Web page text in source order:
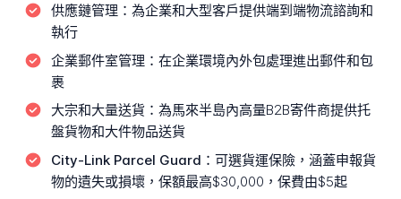
供應鏈管理： 為企業和大型客戶提供端到端物流諮詢和
執行
企業郵件室管理： 在企業環境內外包處理進出郵件和包
裹
大宗和大量送貨： 為馬來半島內高量B2B寄件商提供托
盤貨物和大件物品送貨
City-Link Parcel Guard： 可選貨運保險，涵蓋申報貨
物的遺失或損壞，保額最高$30,000，保費由$5起